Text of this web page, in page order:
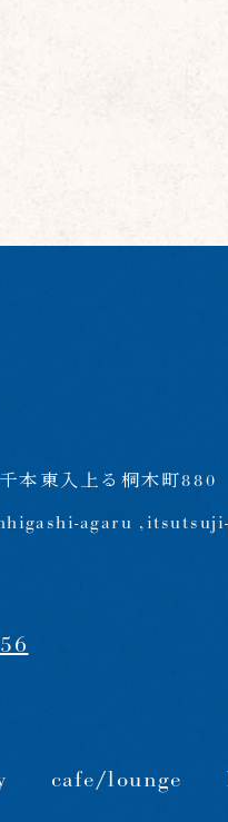
本東入上る桐木町880
agaru
cafe/lounge